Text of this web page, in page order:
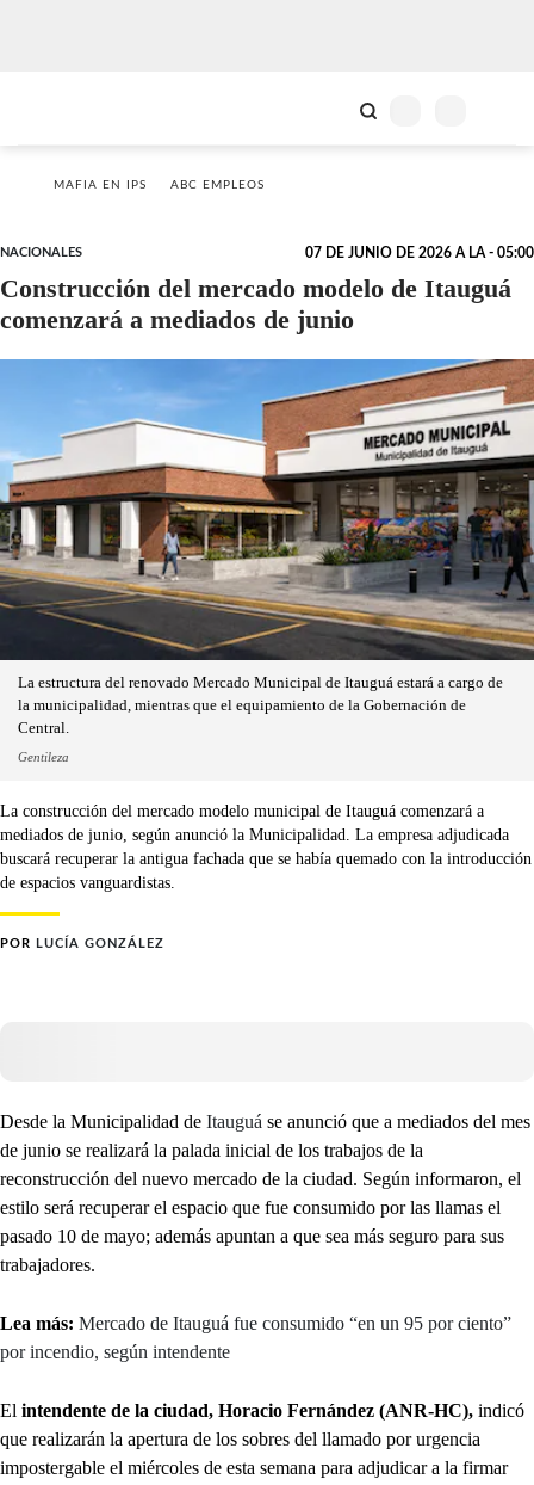
MAFIA EN IPS ABC EMPLEOS
NACIONALES 07 DE JUNIO DE 2026 A LA - 05:00
Construcción del mercado modelo de Itauguá
comenzará a mediados de junio
La estructura del renovado Mercado Municipal de Itauguá estará a cargo de
la municipalidad, mientras que el equipamiento de la Gobernación de
Central.
Gentileza
La construcción del mercado modelo municipal de Itauguá comenzará a
mediados de junio, según anunció la Municipalidad. La empresa adjudicada
buscará recuperar la antigua fachada que se había quemado con la introducción
de espacios vanguardistas.
POR LUCÍA GONZÁLEZ
Desde la Municipalidad de Itauguá se anunció que a mediados del mes
de junio se realizará la palada inicial de los trabajos de la
reconstrucción del nuevo mercado de la ciudad. Según informaron, el
estilo será recuperar el espacio que fue consumido por las llamas el
pasado 10 de mayo; además apuntan a que sea más seguro para sus
trabajadores.
Lea más: Mercado de Itauguá fue consumido “en un 95 por ciento”
por incendio, según intendente
El intendente de la ciudad, Horacio Fernández (ANR-HC), indicó
que realizarán la apertura de los sobres del llamado por urgencia
impostergable el miércoles de esta semana para adjudicar a la firmar